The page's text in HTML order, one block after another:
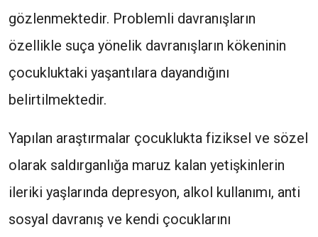
gözlenmektedir. Problemli davranışların
özellikle suça yönelik davranışların kökeninin
çocukluktaki yaşantılara dayandığını
belirtilmektedir.
Yapılan araştırmalar çocuklukta fiziksel ve sözel
olarak saldırganlığa maruz kalan yetişkinlerin
ileriki yaşlarında depresyon, alkol kullanımı, anti
sosyal davranış ve kendi çocuklarını